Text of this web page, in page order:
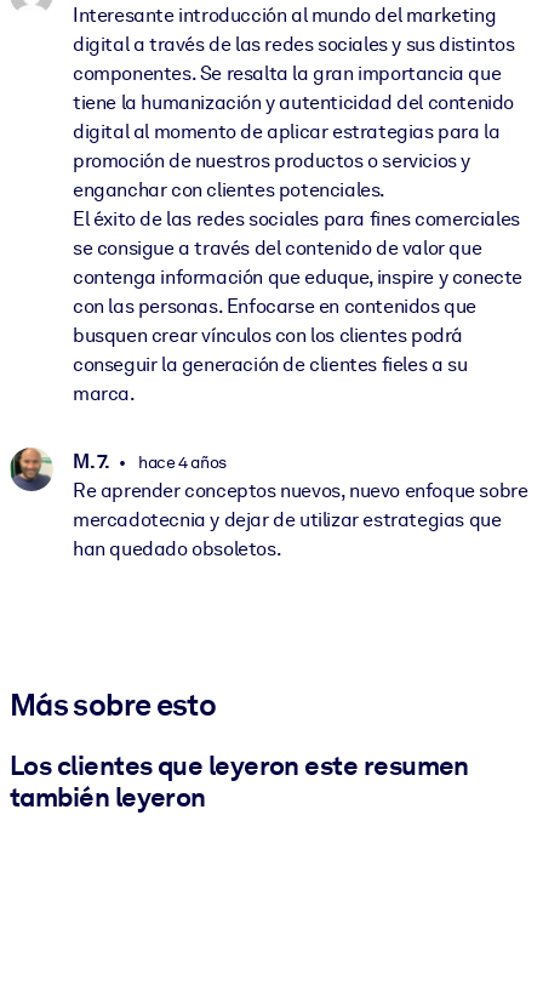
Interesante introducción al mundo del marketing
digital a través de las redes sociales y sus distintos
componentes. Se resalta la gran importancia que
tiene la humanización y autenticidad del contenido
digital al momento de aplicar estrategias para la
promoción de nuestros productos o servicios y
enganchar con clientes potenciales.
El éxito de las redes sociales para fines comerciales
se consigue a través del contenido de valor que
contenga información que eduque, inspire y conecte
con las personas. Enfocarse en contenidos que
busquen crear vínculos con los clientes podrá
conseguir la generación de clientes fieles a su
marca.
M. 7. hace 4 años
Re aprender conceptos nuevos, nuevo enfoque sobre
mercadotecnia y dejar de utilizar estrategias que
han quedado obsoletos.
Más sobre esto
Los clientes que leyeron este resumen
también leyeron